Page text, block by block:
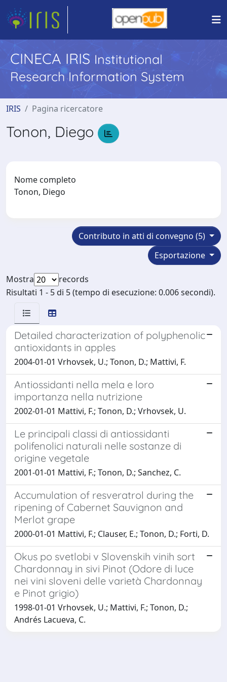
CINECA IRIS Institutional
Research Information System
IRIS Pagina ricercatore
Tonon, Diego
Nome completo
Tonon, Diego
Contributo in atti di convegno (5)
Esportazione
Mostra
records
Risultati 1 - 5 di 5 (tempo di esecuzione: 0.006 secondi).
Detailed characterization of polyphenolic
antioxidants in apples
2004-01-01 Vrhovsek, U.; Tonon, D.; Mattivi, F.
Antiossidanti nella mela e loro
importanza nella nutrizione
2002-01-01 Mattivi, F.; Tonon, D.; Vrhovsek, U.
Le principali classi di antiossidanti
polifenolici naturali nelle sostanze di
origine vegetale
2001-01-01 Mattivi, F.; Tonon, D.; Sanchez, C.
Accumulation of resveratrol during the
ripening of Cabernet Sauvignon and
Merlot grape
2000-01-01 Mattivi, F.; Clauser, E.; Tonon, D.; Forti, D.
Okus po svetlobi v Slovenskih vinih sort
Chardonnay in sivi Pinot (Odore di luce
nei vini sloveni delle varietà Chardonnay
e Pinot grigio)
1998-01-01 Vrhovsek, U.; Mattivi, F.; Tonon, D.;
Andrés Lacueva, C.